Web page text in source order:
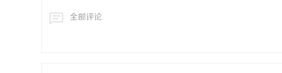
全部评论